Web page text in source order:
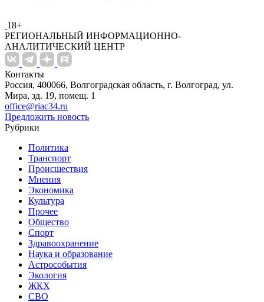
18+
РЕГИОНАЛЬНЫЙ ИНФОРМАЦИОННО-
АНАЛИТИЧЕСКИЙ ЦЕНТР
Контакты
Россия, 400066, Волгоградская область, г. Волгоград, ул.
Мира, зд. 19, помещ. 1
office@riac34.ru
Предложить новость
Рубрики
Политика
Транспорт
Происшествия
Мнения
Экономика
Культура
Прочее
Общество
Спорт
Здравоохранение
Наука и образование
Астрособытия
Экология
ЖКХ
СВО